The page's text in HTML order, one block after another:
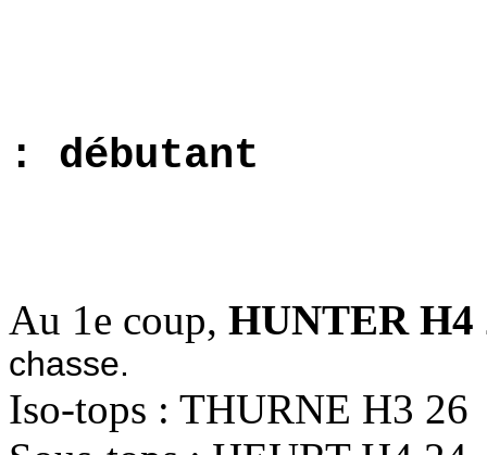
: débutant
Au 1e coup, HUNTER H4
chasse.
Iso-tops : THURNE H3 26